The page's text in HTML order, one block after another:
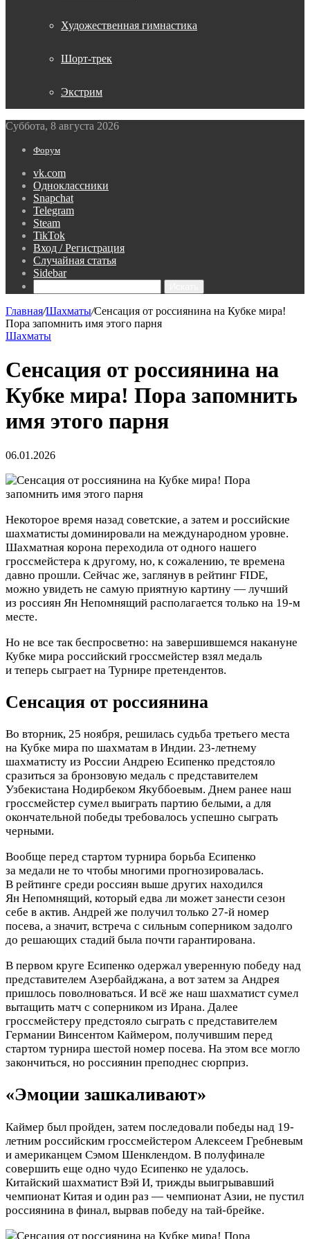
Художественная гимнастика
Шорт-трек
Экстрим
Суббота, 8 августа 2026
Форум
vk.com
Одноклассники
Snapchat
Telegram
Steam
TikTok
Вход / Регистрация
Случайная статья
Sidebar
Главная/Шахматы/Сенсация от россиянина на Кубке мира!
Пора запомнить имя этого парня
Шахматы
Сенсация от россиянина на
Кубке мира! Пора запомнить
имя этого парня
06.01.2026
Некоторое время назад советские, а затем и российские
шахматисты доминировали на международном уровне.
Шахматная корона переходила от одного нашего
гроссмейстера к другому, но, к сожалению, те времена
давно прошли. Сейчас же, заглянув в рейтинг FIDE,
можно увидеть не самую приятную картину — лучший
из россиян Ян Непомнящий располагается только на 19-м
месте.
Но не все так беспросветно: на завершившемся накануне
Кубке мира российский гроссмейстер взял медаль
и теперь сыграет на Турнире претендентов.
Сенсация от россиянина
Во вторник, 25 ноября, решилась судьба третьего места
на Кубке мира по шахматам в Индии. 23-летнему
шахматисту из России Андрею Есипенко предстояло
сразиться за бронзовую медаль с представителем
Узбекистана Нодирбеком Якуббоевым. Днем ранее наш
гроссмейстер сумел выиграть партию белыми, а для
окончательной победы требовалось успешно сыграть
черными.
Вообще перед стартом турнира борьба Есипенко
за медали не то чтобы многими прогнозировалась.
В рейтинге среди россиян выше других находился
Ян Непомнящий, который едва ли может занести сезон
себе в актив. Андрей же получил только 27-й номер
посева, а значит, встреча с сильным соперником задолго
до решающих стадий была почти гарантирована.
В первом круге Есипенко одержал уверенную победу над
представителем Азербайджана, а вот затем за Андрея
пришлось поволноваться. И всё же наш шахматист сумел
вытащить матч с соперником из Ирана. Далее
гроссмейстеру предстояло сыграть с представителем
Германии Винсентом Каймером, получившим перед
стартом турнира шестой номер посева. На этом все могло
закончиться, но россиянин преподнес сюрприз.
«Эмоции зашкаливают»
Каймер был пройден, затем последовали победы над 19-
летним российским гроссмейстером Алексеем Гребневым
и американцем Сэмом Шенклендом. В полуфинале
совершить еще одно чудо Есипенко не удалось.
Китайский шахматист Вэй И, трижды выигрывавший
чемпионат Китая и один раз — чемпионат Азии, не пустил
россиянина в финал, вырвав победу на тай-брейке.